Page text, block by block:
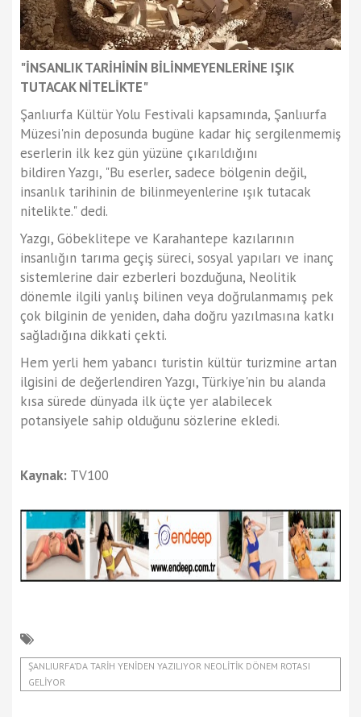
"İNSANLIK TARİHİNİN BİLİNMEYENLERİNE IŞIK
TUTACAK NİTELİKTE"
Şanlıurfa Kültür Yolu Festivali kapsamında, Şanlıurfa
Müzesi'nin deposunda bugüne kadar hiç sergilenmemiş
eserlerin ilk kez gün yüzüne çıkarıldığını
bildiren Yazgı, "Bu eserler, sadece bölgenin değil,
insanlık tarihinin de bilinmeyenlerine ışık tutacak
nitelikte." dedi.
Yazgı, Göbeklitepe ve Karahantepe kazılarının
insanlığın tarıma geçiş süreci, sosyal yapıları ve inanç
sistemlerine dair ezberleri bozduğuna, Neolitik
dönemle ilgili yanlış bilinen veya doğrulanmamış pek
çok bilginin de yeniden, daha doğru yazılmasına katkı
sağladığına dikkati çekti.
Hem yerli hem yabancı turistin kültür turizmine artan
ilgisini de değerlendiren Yazgı, Türkiye'nin bu alanda
kısa sürede dünyada ilk üçte yer alabilecek
potansiyele sahip olduğunu sözlerine ekledi.
Kaynak: TV100
ŞANLIURFA’DA TARIH YENIDEN YAZILIYOR NEOLITIK DÖNEM ROTASI
GELIYOR